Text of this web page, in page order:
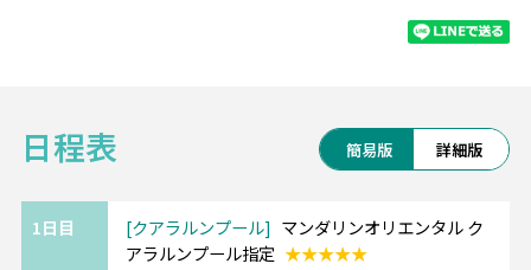
◆◇活気あふれる近代都市 クアラルンプール
混在する大都市！
物価が安く、ショッピングや一流ホテルがお
日程表 簡易版 詳細版
1日目 クアラルンプール
マンダリンオリエンタル ク
アラルンプール指定 ★★★★★